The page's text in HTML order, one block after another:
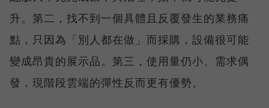
升。第二，找不到一個具體且反覆發生的業務痛
點，只因為「別人都在做」而採購，設備很可能
變成昂貴的展示品。第三，使用量仍小、需求偶
發，現階段雲端的彈性反而更有優勢。